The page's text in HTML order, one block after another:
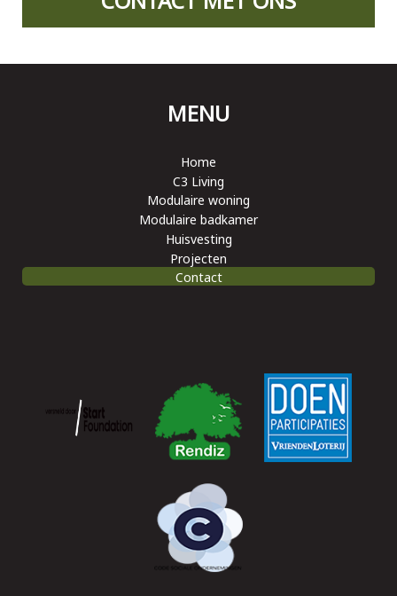
MENU
Home
C3 Living
Modulaire woning
Modulaire badkamer
Huisvesting
Projecten
Contact